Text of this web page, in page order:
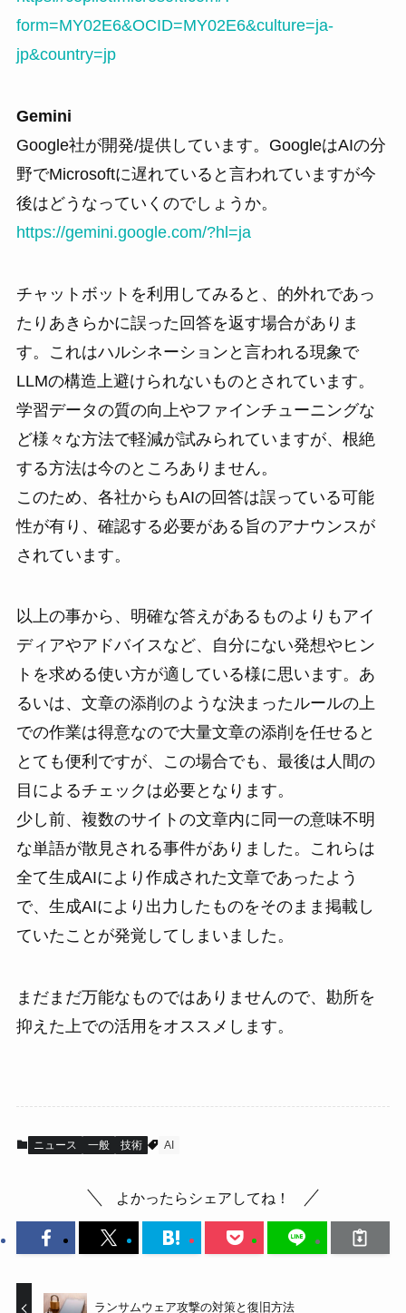
form=MY02E6&OCID=MY02E6&culture=ja-
jp&country=jp
Gemini
Google社が開発/提供しています。GoogleはAIの分
野でMicrosoftに遅れていると言われていますが今
後はどうなっていくのでしょうか。
https://gemini.google.com/?hl=ja
チャットボットを利用してみると、的外れであっ
たりあきらかに誤った回答を返す場合がありま
す。これはハルシネーションと言われる現象で
LLMの構造上避けられないものとされています。
学習データの質の向上やファインチューニングな
ど様々な方法で軽減が試みられていますが、根絶
する方法は今のところありません。
このため、各社からもAIの回答は誤っている可能
性が有り、確認する必要がある旨のアナウンスが
されています。
以上の事から、明確な答えがあるものよりもアイ
ディアやアドバイスなど、自分にない発想やヒン
トを求める使い方が適している様に思います。あ
るいは、文章の添削のような決まったルールの上
での作業は得意なので大量文章の添削を任せると
とても便利ですが、この場合でも、最後は人間の
目によるチェックは必要となります。
少し前、複数のサイトの文章内に同一の意味不明
な単語が散見される事件がありました。これらは
全て生成AIにより作成された文章であったよう
で、生成AIにより出力したものをそのまま掲載し
ていたことが発覚してしまいました。
まだまだ万能なものではありませんので、勘所を
抑えた上での活用をオススメします。
ニュース 一般 技術 AI
よかったらシェアしてね！
ランサムウェア攻撃の対策と復旧方法